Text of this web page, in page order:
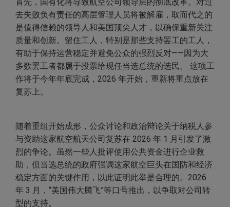
去失败负有责任的高层管理人员将被解雇，取而代之的
是值得信赖的领导人和美国顶尖人才，以确保重新关注
质量和创新。留住工人，特别是那些支持罢工的工人，
有助于保持运营稳定并避免公众的强烈反对——因为大
多数罢工者都属于投票给现任当选总统的选民。 这项工
作将于今年年底完成，2026 年开始，重新将重点放在
复苏上。
随着重组开始成形，公众讨论和政治辩论关于纳税人参
与资助这家航空航天公司复苏在 2026 年 1 月引发了激
烈的争论。虽然一些人批评使用公共资金进行企业救
助，但当选总统的政府强调这家航空巨头在国防和经济
稳定方面的关键作用，以此证明此举是合理的。2026
年 3 月，“美国伟大腾飞”等口号推出，以争取对公司转
型的支持。